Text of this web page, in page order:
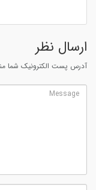
ارسال نظر
آدرس پست الکترونیک شما